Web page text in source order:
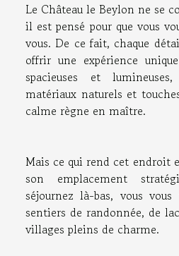
Le Château le Beylon ne se
il est pensé pour que vous
vous. De ce fait, chaque
offrir une expérience
spacieuses et
matériaux naturels et
calme règne en maître.
Mais ce qui rend cet endroit
son emplacement
séjournez là-bas, vous
sentiers de randonnée, de
villages pleins de charme.